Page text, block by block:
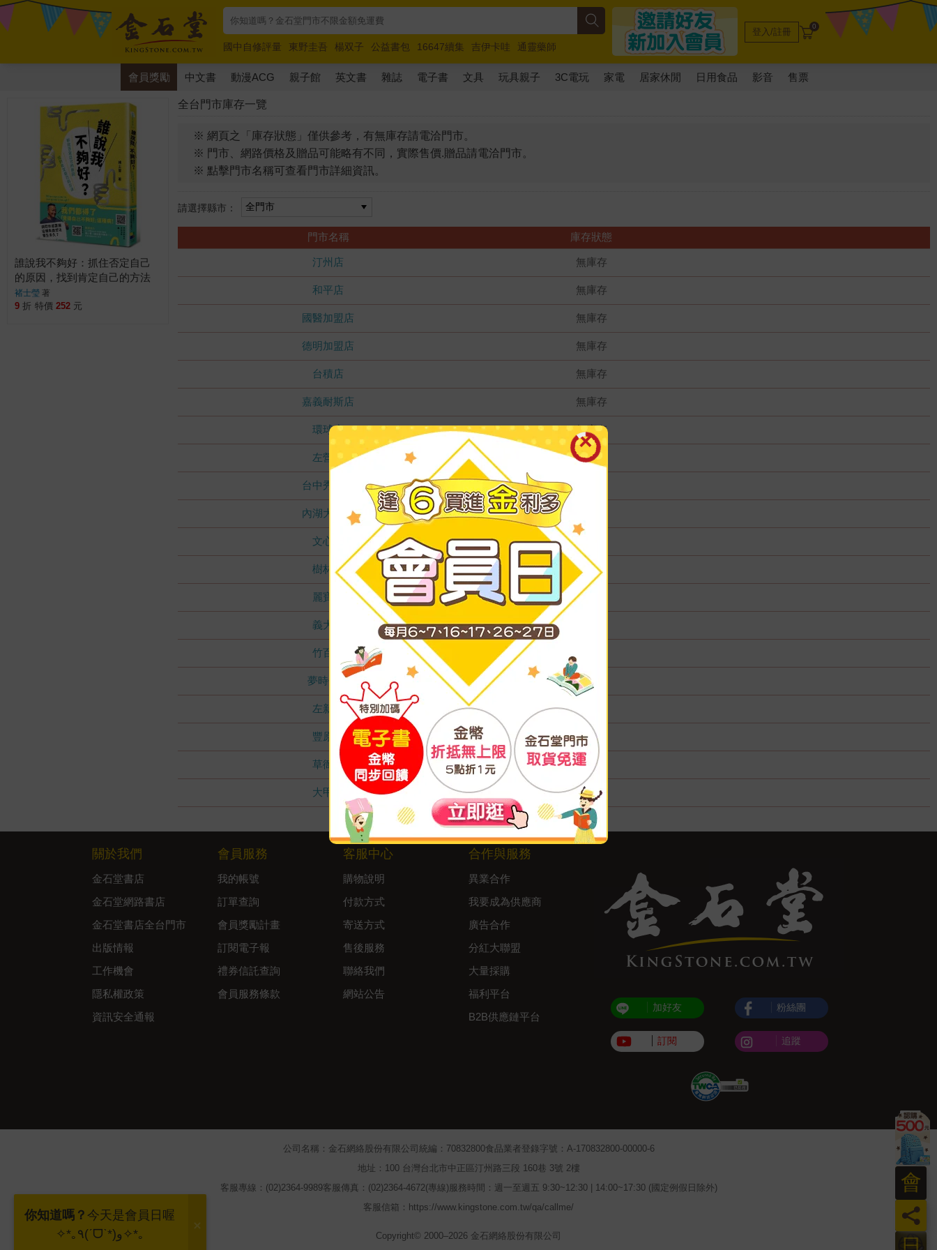
國中自修評量 東野圭吾 楊双子 公益書包 16647續集 吉伊卡哇
通靈藥師
唯紅花綻放
奧德賽 路邊攤新作 馬斯克 玩具總動員5 超慢跑
登入/註冊 0
會員獎勵 中文書 動漫ACG 親子館 英文書 雜誌 電子書 文具 玩具親子 3C電玩 家電 居家休閒 日用食品 影音 售票
全台門市庫存一覽
※ 網頁之「庫存狀態」僅供參考，有無庫存請電洽門市。
※ 門市、網路價格及贈品可能略有不同，實際售價.贈品請電洽門市。
※ 點擊門市名稱可查看門市詳細資訊。
請選擇縣市：
門市名稱 庫存狀態
汀州店 無庫存
和平店 無庫存
國醫加盟店 無庫存
德明加盟店 無庫存
台積店 無庫存
嘉義耐斯店 無庫存
環球店 無庫存
左營店 無庫存
台中秀泰店
內湖大潤發
文心店
樹林店 無庫存
麗寶店 無庫存
義大店
竹百店
夢時代店 無庫存
左新店
豐原店 無庫存
草衙店 無庫存
大甲店 無庫存
誰說我不夠好：抓住否定自己
的原因，找到肯定自己的方法
褚士瑩 著
9 折 特價 252 元
員
會
關於我們
金石堂書店
金石堂網路書店
金石堂書店全台門市
出版情報
工作機會
隱私權政策
資訊安全通報
會員服務
我的帳號
訂單查詢
會員獎勵計畫
訂閱電子報
禮券信託查詢
會員服務條款
客服中心
購物說明
付款方式
寄送方式
售後服務
聯絡我們
網站公告
合作與服務
異業合作
我要成為供應商
廣告合作
分紅大聯盟
大量採購
福利平台
B2B供應鏈平台
加好友
訂閱
粉絲團
追蹤
公司名稱：金石網絡股份有限公司 統編：70832800食品業者登錄字號：A-170832800-00000-6
地址：100 台灣台北市中正區汀州路三段 160巷 3號 2樓
客服專線：(02)2364-9989客服傳真：(02)2364-4672(專線) 服務時間：週一至週五 9:30~12:30 | 14:00~17:30 (國定例假日除外)
客服信箱：https://www.kingstone.com.tw/qa/callme/
Copyright© 2000–2026 金石網絡股份有限公司
你知道嗎？ 今天是會員日喔
✧*｡٩(ˊᗜˋ*)و✧*｡